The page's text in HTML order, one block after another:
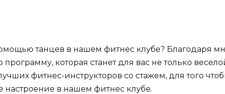
танцев в нашем фитнес клубе? Благодаря
которая станет для вас не только
фитнес-инструкторов со стажем, для того
в нашем фитнес клубе.